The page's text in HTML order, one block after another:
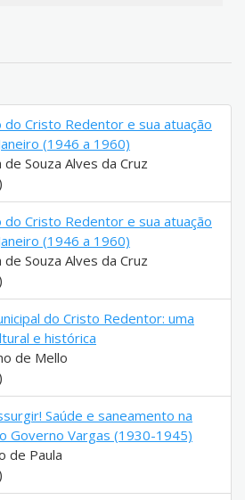
do Cristo Redentor e sua atuação
(1946 a 1960)
Souza Alves da Cruz
do Cristo Redentor e sua atuação
(1946 a 1960)
Souza Alves da Cruz
do Cristo Redentor: uma
e histórica
de Mello
Saúde e saneamento na
Governo Vargas (1930-1945)
de Paula